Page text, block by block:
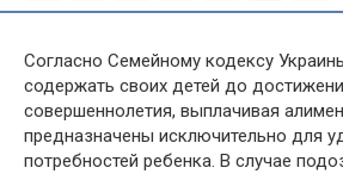
Согласно Семейному кодексу
содержать своих детей до
совершеннолетия, выплачивая
предназначены исключительно для
потребностей ребенка. В случае